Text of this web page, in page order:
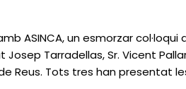
ASINCA, un esmorzar col·loqui
Tarradellas, Sr. Vicent
Reus. Tots tres han presentat